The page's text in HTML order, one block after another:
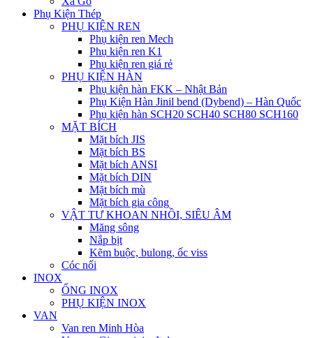
Phụ Kiện Thép
PHỤ KIỆN REN
Phụ kiện ren Mech
Phụ kiện ren K1
Phụ kiện ren giá rẻ
PHỤ KIỆN HÀN
Phụ kiện hàn FKK – Nhật Bản
Phụ Kiện Hàn Jinil bend (Dybend) – Hàn Quốc
Phụ kiện hàn SCH20 SCH40 SCH80 SCH160
MẶT BÍCH
Mặt bích JIS
Mặt bích BS
Mặt bích ANSI
Mặt bích DIN
Mặt bích mù
Mặt bích gia công
VẬT TƯ KHOAN NHỒI, SIÊU ÂM
Măng sông
Nắp bịt
Kẽm buộc, bulong, ốc viss
Cóc nối
INOX
ỐNG INOX
PHỤ KIỆN INOX
VAN
Van ren Minh Hòa